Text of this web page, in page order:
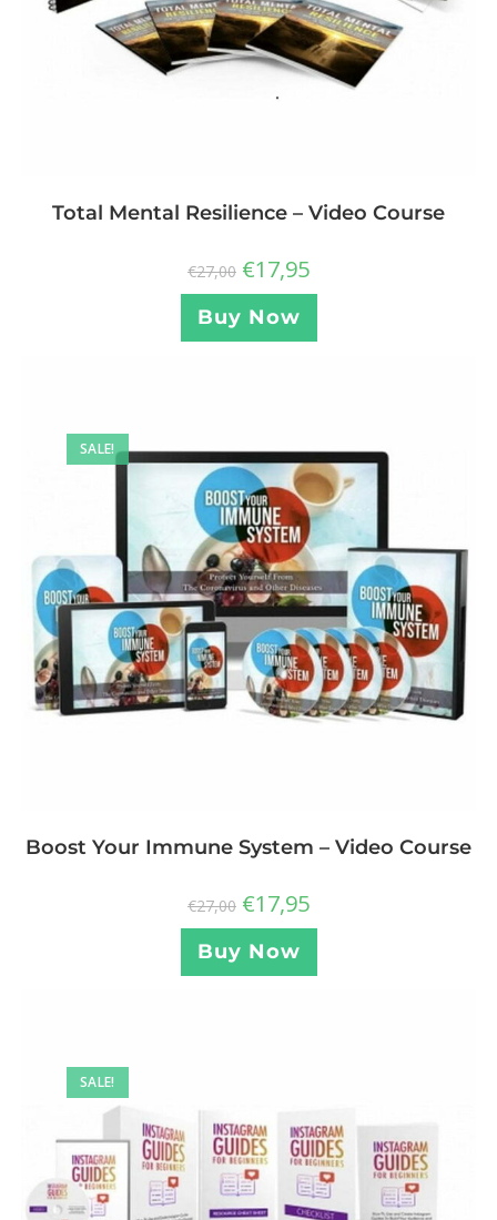
Total Mental Resilience – Video Course
€27,00 €17,95
Buy Now
SALE!
Boost Your Immune System – Video Course
€27,00 €17,95
Buy Now
SALE!